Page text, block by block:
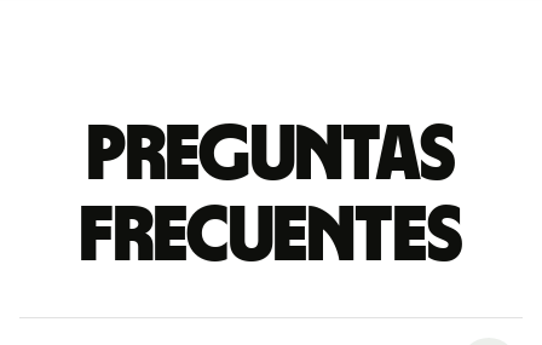
Preguntas
frecuentes